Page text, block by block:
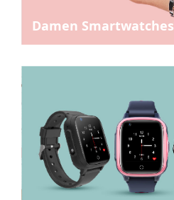
Damen Smartwatches